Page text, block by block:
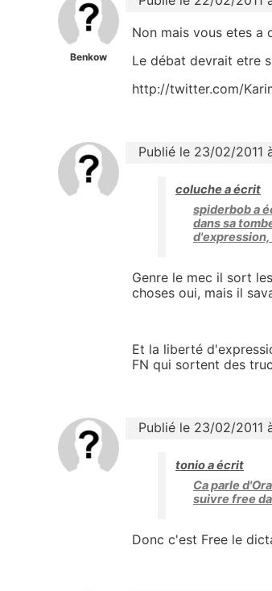
Benkow
Non mais vous etes a
Le débat devrait etre
http://twitter.com/
Publié le 23/02/2011
coluche a écrit
spiderbob a
dans sa
Genre le mec il sort
choses oui, mais il
Et la liberté
FN qui sortent des
Publié le 23/02/2011
tonio a écrit
Ca parle
suivre free
Donc c'est Free le